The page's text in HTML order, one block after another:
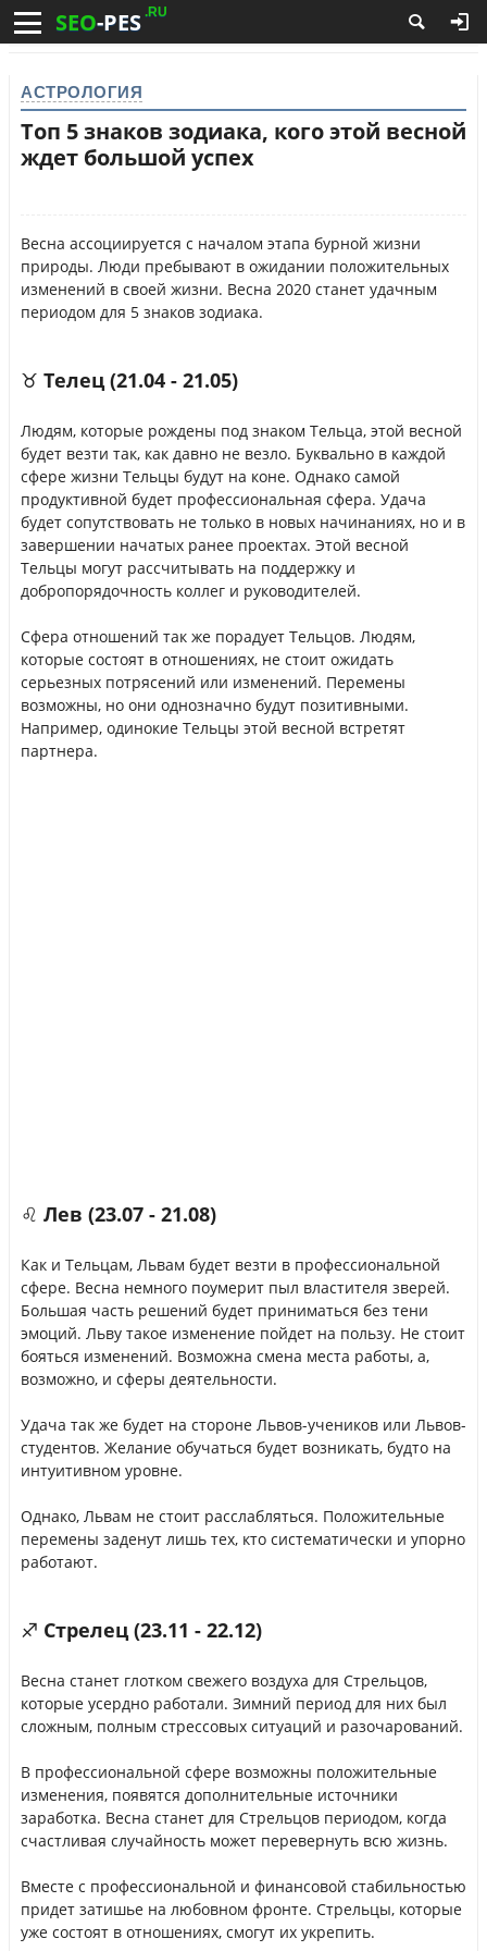
SEO-PES .RU
АСТРОЛОГИЯ
Топ 5 знаков зодиака, кого этой весной
ждет большой успех
Весна ассоциируется с началом этапа бурной жизни
природы. Люди пребывают в ожидании положительных
изменений в своей жизни. Весна 2020 станет удачным
периодом для 5 знаков зодиака.
♉ Телец (21.04 - 21.05)
Людям, которые рождены под знаком Тельца, этой весной
будет везти так, как давно не везло. Буквально в каждой
сфере жизни Тельцы будут на коне. Однако самой
продуктивной будет профессиональная сфера. Удача
будет сопутствовать не только в новых начинаниях, но и в
завершении начатых ранее проектах. Этой весной
Тельцы могут рассчитывать на поддержку и
добропорядочность коллег и руководителей.
Сфера отношений так же порадует Тельцов. Людям,
которые состоят в отношениях, не стоит ожидать
серьезных потрясений или изменений. Перемены
возможны, но они однозначно будут позитивными.
Например, одинокие Тельцы этой весной встретят
партнера.
♌ Лев (23.07 - 21.08)
Как и Тельцам, Львам будет везти в профессиональной
сфере. Весна немного поумерит пыл властителя зверей.
Большая часть решений будет приниматься без тени
эмоций. Льву такое изменение пойдет на пользу. Не стоит
бояться изменений. Возможна смена места работы, а,
возможно, и сферы деятельности.
Удача так же будет на стороне Львов-учеников или Львов-
студентов. Желание обучаться будет возникать, будто на
интуитивном уровне.
Однако, Львам не стоит расслабляться. Положительные
перемены заденут лишь тех, кто систематически и упорно
работают.
♐ Стрелец (23.11 - 22.12)
Весна станет глотком свежего воздуха для Стрельцов,
которые усердно работали. Зимний период для них был
сложным, полным стрессовых ситуаций и разочарований.
В профессиональной сфере возможны положительные
изменения, появятся дополнительные источники
заработка. Весна станет для Стрельцов периодом, когда
счастливая случайность может перевернуть всю жизнь.
Вместе с профессиональной и финансовой стабильностью
придет затишье на любовном фронте. Стрельцы, которые
уже состоят в отношениях, смогут их укрепить.